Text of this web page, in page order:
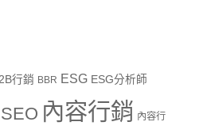
行銷 BBR ESG ESG分析師
SEO 內容行銷 內容行